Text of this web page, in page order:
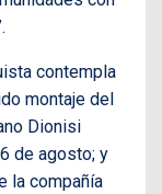
contempla
montaje del
Dionisi
de agosto; y
la compañía